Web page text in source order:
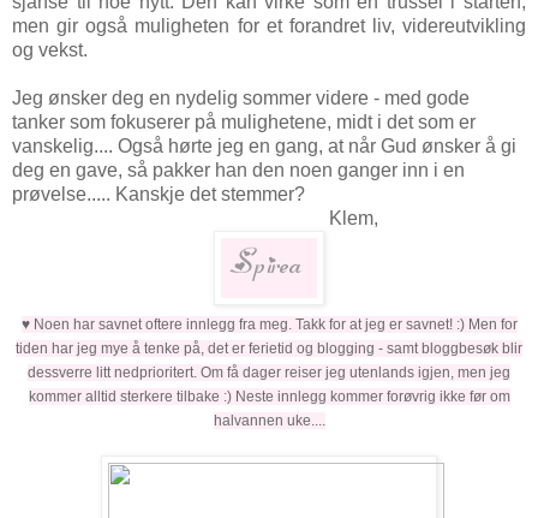
men gir også muligheten for et forandret liv, videreutvikling
og vekst.
Jeg ønsker deg en nydelig sommer videre - med gode
tanker som fokuserer på mulighetene, midt i det som er
vanskelig.... Også hørte jeg en gang, at når Gud ønsker å gi
deg en gave, så pakker han den noen ganger inn i en
prøvelse..... Kanskje det stemmer?
Klem,
♥ Noen har savnet oftere innlegg fra meg. Takk for at jeg er savnet! :) Men for
tiden har jeg mye å tenke på, det er ferietid og blogging - samt bloggbesøk blir
dessverre litt nedprioritert. Om få dager reiser jeg utenlands igjen, men jeg
kommer alltid sterkere tilbake :) Neste innlegg kommer forøvrig ikke før om
halvannen uke....